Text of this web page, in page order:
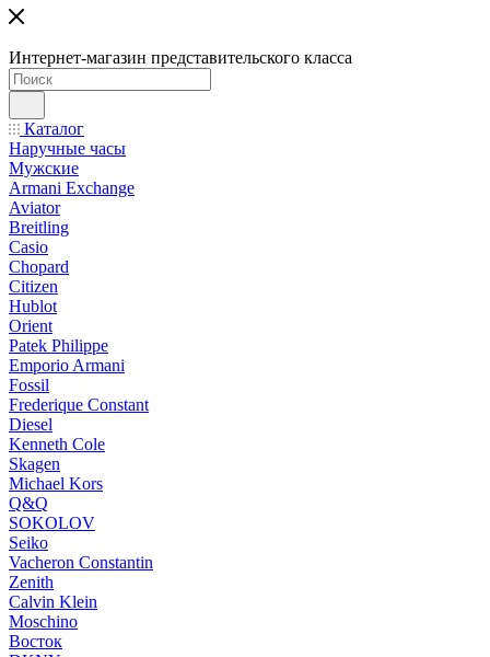
Интернет-магазин представительского класса
Каталог
Наручные часы
Мужские
Armani Exchange
Aviator
Breitling
Casio
Chopard
Citizen
Hublot
Orient
Patek Philippe
Emporio Armani
Fossil
Frederique Constant
Diesel
Kenneth Cole
Skagen
Michael Kors
Q&Q
SOKOLOV
Seiko
Vacheron Constantin
Zenith
Calvin Klein
Moschino
Восток